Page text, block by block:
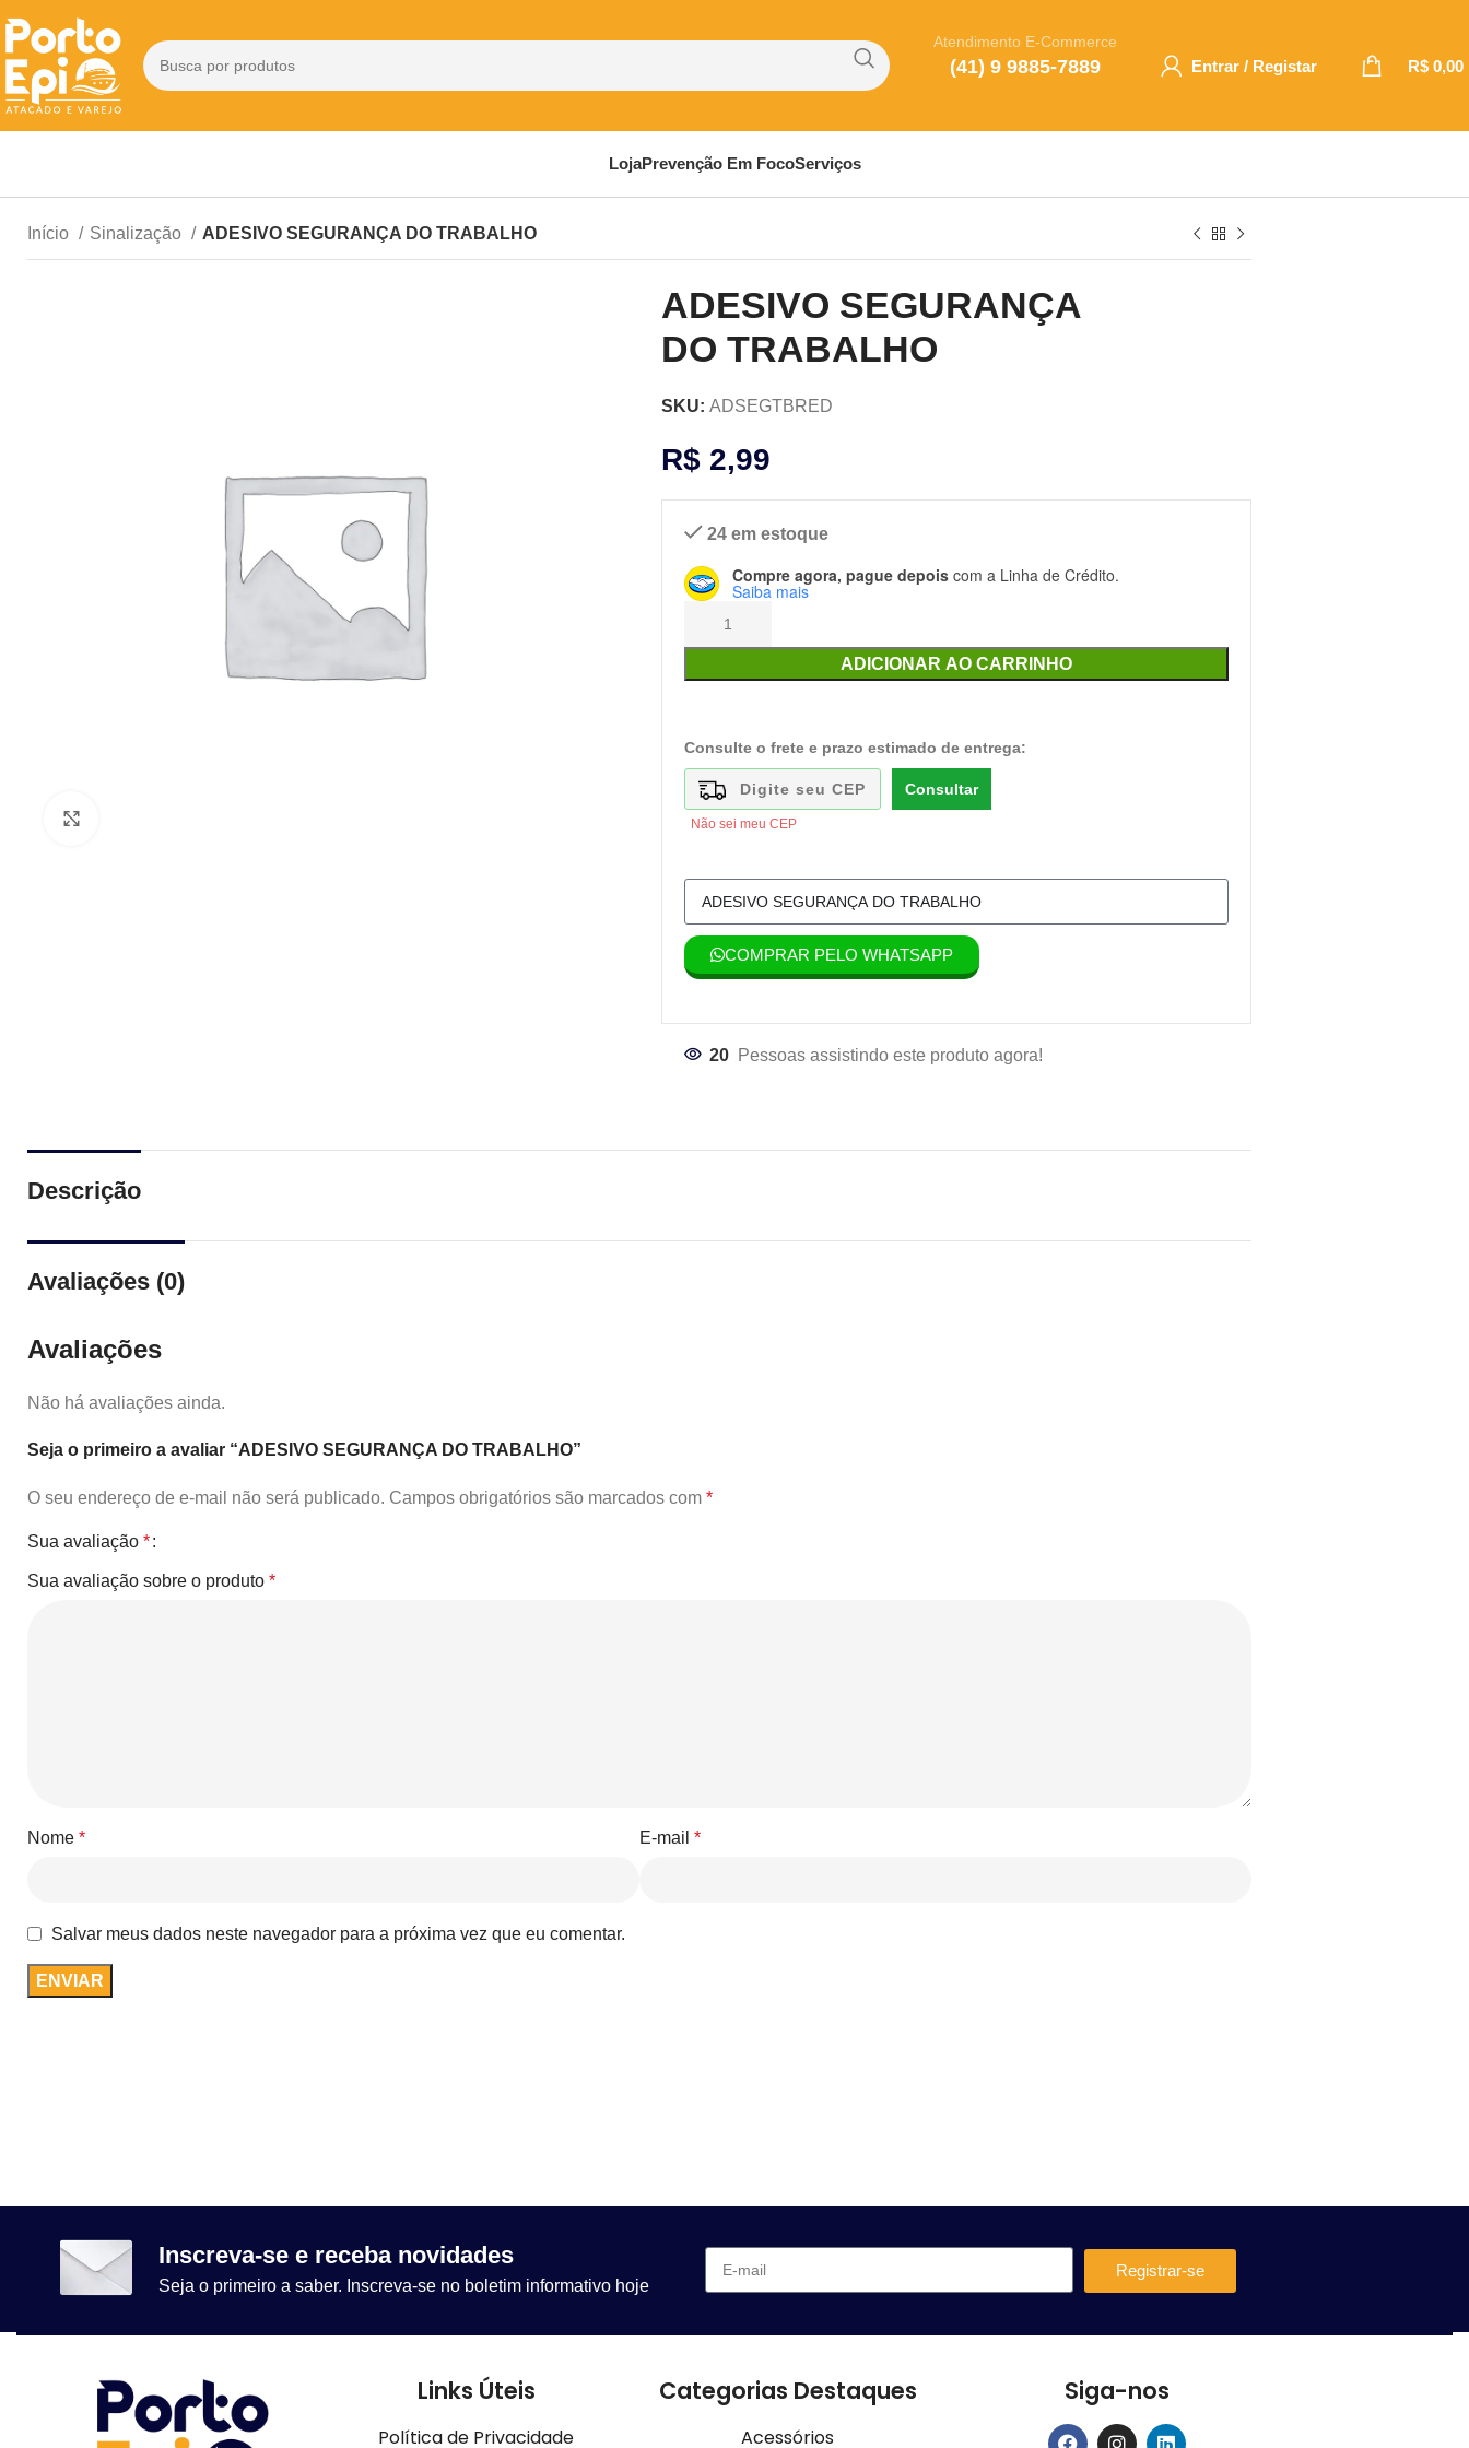
Atendimento E-Commerce
(41) 9 9885-7889 Entrar / Registar R$ 0,00
LojaPrevenção Em FocoServiços
Início Sinalização ADESIVO SEGURANÇA DO TRABALHO
ADESIVO SEGURANÇA
DO TRABALHO
SKU: ADSEGTBRED
R$ 2,99
24 em estoque
Compre agora, pague depois com a Linha de Crédito.
Saiba mais
ADICIONAR AO CARRINHO
Consulte o frete e prazo estimado de entrega:
Consultar
Não sei meu CEP
COMPRAR PELO WHATSAPP
20 Pessoas assistindo este produto agora!
Descrição
Avaliações (0)
Avaliações
Não há avaliações ainda.
Seja o primeiro a avaliar “ADESIVO SEGURANÇA DO TRABALHO”
O seu endereço de e-mail não será publicado. Campos obrigatórios são marcados com *
Sua avaliação *
Sua avaliação sobre o produto *
Nome * E-mail *
Salvar meus dados neste navegador para a próxima vez que eu comentar.
Inscreva-se e receba novidades
Seja o primeiro a saber. Inscreva-se no boletim informativo hoje
Registrar-se
Links Úteis
Política de Privacidade
Categorias Destaques
Acessórios
Siga-nos